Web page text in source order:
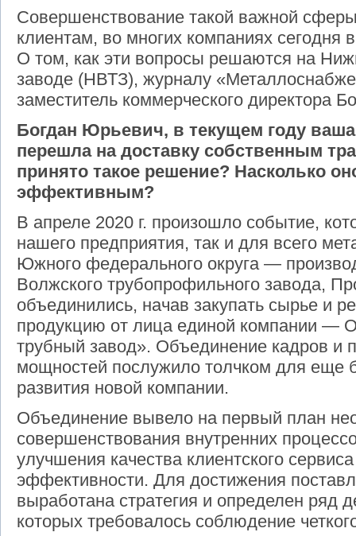
Совершенствование такой важной
клиентам, во многих компаниях сегодня
О том, как эти вопросы решаются на
заводе (НВТЗ), журналу
заместитель коммерческого директора
Богдан Юрьевич, в текущем году
перешла на доставку собственным
принято такое решение? Насколько
эффективным?
В апреле 2020 г. произошло событие,
нашего предприятия, так и для всего
Южного федерального округа —
Волжского трубопрофильного завода,
объединились, начав закупать сырье и
продукцию от лица единой компании —
трубный завод». Объединение кадров и
мощностей послужило толчком для еще
развития новой компании.
Объединение вывело на первый план
совершенствования внутренних
улучшения качества клиентского
эффективности. Для достижения
выработана стратегия и определен ряд
которых требовалось соблюдение